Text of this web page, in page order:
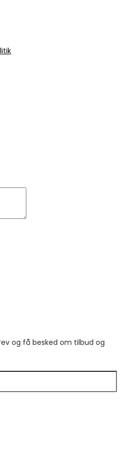
og få besked om tilbud og